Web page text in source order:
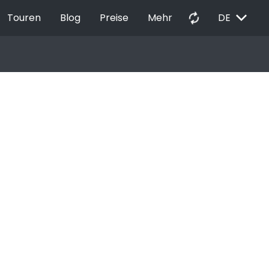
Touren Blog Preise Mehr autorenew DE EXPAND_MORE